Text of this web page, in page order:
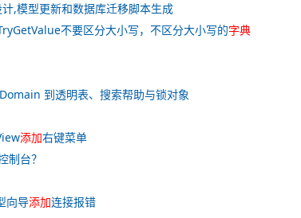
,模型更新和数据库迁移脚本生成
不要区分大小写，不区分大小写的字典
到透明表、搜索帮助与锁对象
添加右键菜单
制台？
向导添加连接报错